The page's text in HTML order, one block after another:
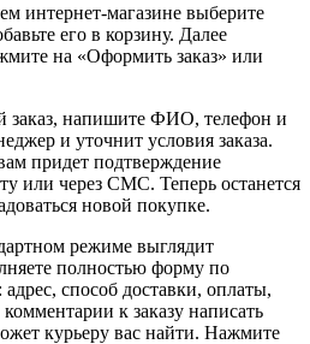
интернет-магазине выберите
его в корзину. Далее
на «Оформить заказ» или
заказ, напишите ФИО, телефон и
и уточнит условия заказа.
придет подтверждение
или через СМС. Теперь останется
новой покупке.
режиме выглядит
полностью форму по
способ доставки, оплаты,
к заказу написать
курьеру вас найти. Нажмите